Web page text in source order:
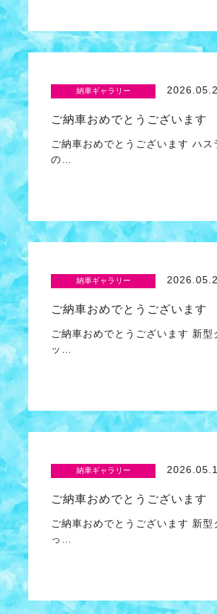
納車ギャラリー
ご納車おめでとうございます
ご納車おめでとうございます ハ
の…
納車ギャラリー
ご納車おめでとうございます
ご納車おめでとうございます 新
ッ…
納車ギャラリー
ご納車おめでとうございます
ご納車おめでとうございます 新
っ…